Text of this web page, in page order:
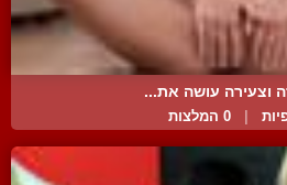
וצעירה עושה את...
0 המלצות